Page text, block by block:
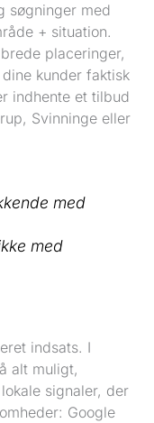
søgninger med
+ situation.
placeringer,
kunder faktisk
indhente et tilbud
Svinninge eller
med
med
indsats. I
alt muligt,
signaler, der
Google